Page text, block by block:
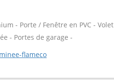
- Porte / Fenêtre en PVC -
- Portes de garage -
flameco